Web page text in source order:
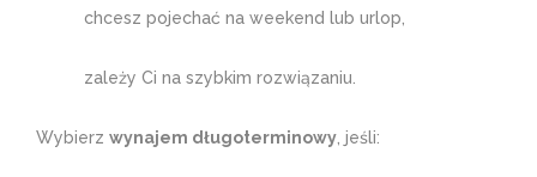
chcesz pojechać na weekend lub urlop,
zależy Ci na szybkim rozwiązaniu.
Wybierz wynajem długoterminowy , jeśli: